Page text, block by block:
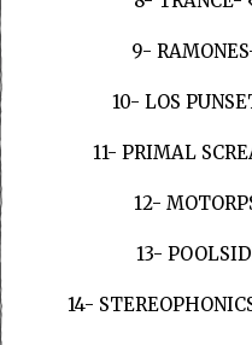
9-
10- LOS
11- PRIMAL
12-
13-
14-